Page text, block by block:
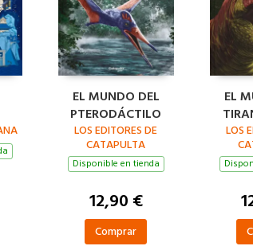
EL MUNDO DEL
PTERODÁCTILO
LOS EDITORES DE
CATAPULTA
Disponible en tienda
12,90 €
Comprar
EL
LOS